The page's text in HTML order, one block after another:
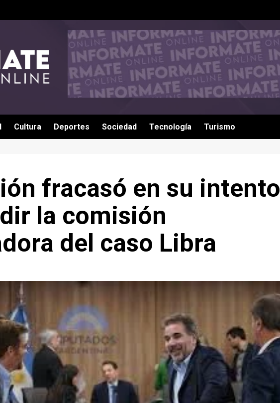
Cultura Deportes Sociedad Tecnología Turismo
fracasó en su intento
la comisión
del caso Libra